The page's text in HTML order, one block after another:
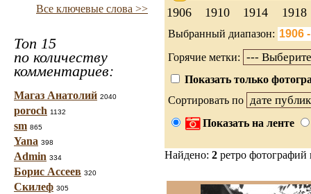
Все ключевые слова >>
Топ 15
по количеству
комментариев:
Магаз Анатолий 2040
poroch 1132
sm 865
Yana 398
Admin 334
Борис Ассеев 320
Скилеф 305
1906 1910 1914 1918
Выбранный диапазон:
Горячие метки:
Показать только
Сортировать по
Показать на ленте
Найдено: 2 ретро